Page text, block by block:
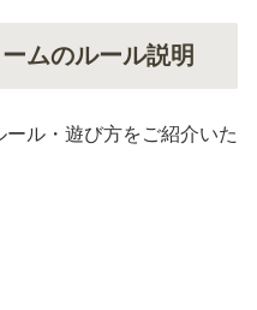
ムのルール説明
ル・遊び方をご紹介いた